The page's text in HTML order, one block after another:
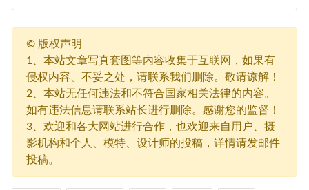
© 版权声明
1、本站文章写真套图等内容收集于互联网，如果有
侵权内容、不妥之处，请联系我们删除。敬请谅解！
2、本站无任何违法和不符合国家相关法律的内容。
如有违法信息请联系站长进行删除。感谢您的监督！
3、欢迎和各大网站进行合作，也欢迎来自用户、摄
影机构和个人、模特、设计师的投稿，详情请发邮件
投稿。